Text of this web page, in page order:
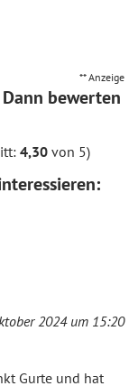
** Anzeige
bewerten
4,30 von 5)
2024 um 15:20
Gurte und hat